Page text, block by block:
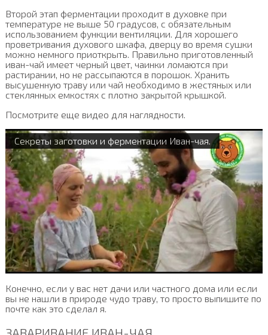
Второй этап ферментации проходит в духовке при
температуре не выше 50 градусов, с обязательным
использованием функции вентиляции. Для хорошего
проветривания духового шкафа, дверцу во время сушки
можно немного приоткрыть. Правильно приготовленный
иван-чай имеет черный цвет, чаинки ломаются при
растирании, но не рассыпаются в порошок. Хранить
высушенную траву или чай необходимо в жестяных или
стеклянных емкостях с плотно закрытой крышкой.
Посмотрите еще видео для наглядности.
Секреты заготовки и ферментации Иван-чая.
Конечно, если у вас нет дачи или частного дома или если
вы не нашли в природе чудо траву, то просто выпишите по
почте как это сделал я.